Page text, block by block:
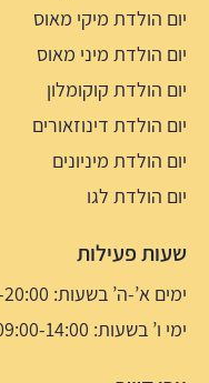
יום הולדת מיקי מאוס
יום הולדת מיני מאוס
יום הולדת קוקומלון
יום הולדת דינוזאורים
יום הולדת מיניונים
יום הולדת לגו
שעות פעילות
ימים א’-ה’ בשעות: 09:00-20:00
ימי ו’ בשעות: 09:00-14:00